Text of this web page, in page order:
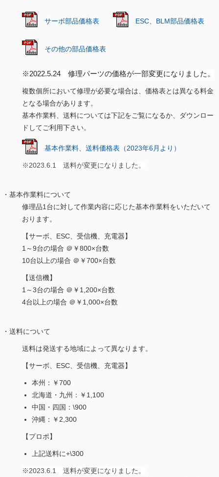
サーボ部品価格表 ESC、BLM部品価格表
その他の部品価格表
※2022.5.24 修理パーツの価格が一部変更になりました。
複数個所において修理が必要な場合は、価格表とは異なる料金
となる場合があります。
基本作業料、送料については下記をご覧になるか、ダウンロー
ドしてご利用下さい。
基本作業料、送料価格表（2023年6月より）
※2023.6.1 送料が変更になりました。
・基本作業料について
修理品1台に対して作業内容に応じた基本作業料をいただいて
おります。
【サーボ、ESC、受信機、充電器】
1～9台の場合 ＠￥800×台数
10台以上の場合 ＠￥700×台数
【送信機】
1～3台の場合 ＠￥1,200×台数
4台以上の場合 ＠￥1,000×台数
・送料について
送料は発送する地域によって異なります。
【サーボ、ESC、受信機、充電器】
本州：￥700
北海道・九州：￥1,100
中国・四国：\900
沖縄：￥2,300
【プロポ】
上記送料に+\300
※2023. 6. 1 送料が変更になりました。